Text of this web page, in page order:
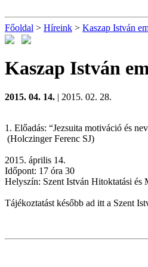
Főoldal > Híreink > Kaszap István
Kaszap István
2015. 04. 14. | 2015. 02. 28.
1. Előadás: “Jezsuita motiváció és
(Holczinger Ferenc SJ)
2015. április 14.
Időpont: 17 óra 30
Helyszín: Szent István Hitoktatási és
Tájékoztatást később ad itt a Szent